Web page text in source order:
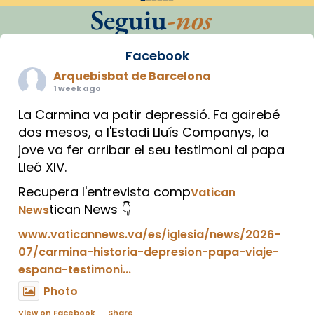
Seguiu-nos
Facebook
Arquebisbat de Barcelona
1 week ago
La Carmina va patir depressió. Fa gairebé
dos mesos, a l'Estadi Lluís Companys, la
jove va fer arribar el seu testimoni al papa
Lleó XIV.
Recupera l'entrevista compVatican
Newstican News 👇
www.vaticannews.va/es/iglesia/news/2026-
07/carmina-historia-depresion-papa-viaje-
espana-testimoni...
Photo
View on Facebook · Share